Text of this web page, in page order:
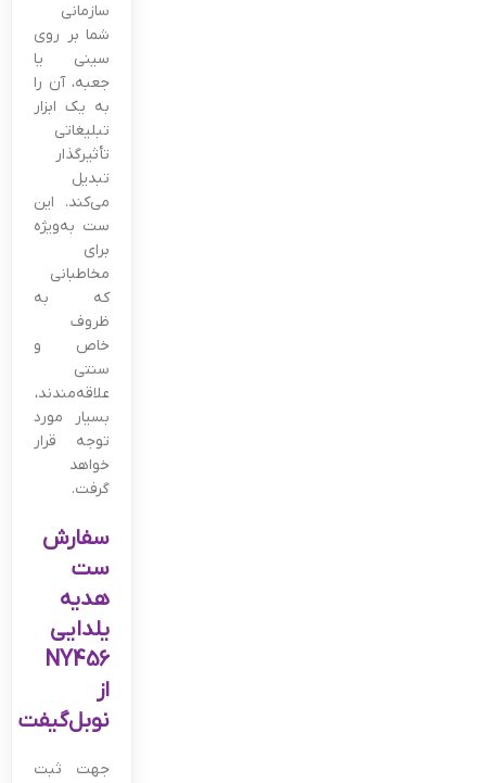
سازمانی
شما بر روی
سینی یا
جعبه، آن را
به یک ابزار
تبلیغاتی
تأثیرگذار
تبدیل
می‌کند. این
ست به‌ویژه
برای
مخاطبانی
که به
ظروف
خاص و
سنتی
علاقه‌مندند،
بسیار مورد
توجه قرار
خواهد
گرفت.
سفارش
ست
هدیه
یلدایی
NY456
از
نوبل‌گیفت
جهت ثبت